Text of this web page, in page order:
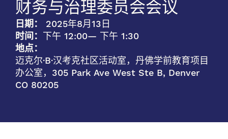
财务与治理委员会会议
日期：
2025年8月13日
时间： 下午 12:00— 下午 1:30
地点：
迈克尔·B·汉考克社区活动室，丹佛学前教育项目
办公室，305 Park Ave West Ste B, Denver
CO 80205